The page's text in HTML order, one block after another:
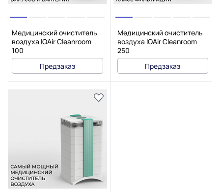
Медицинский очиститель
воздуха IQAir Cleanroom
100
Предзаказ
Медицинский очиститель
воздуха IQAir Cleanroom
250
Предзаказ